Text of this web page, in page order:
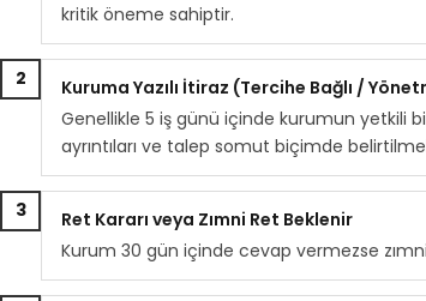
kritik öneme sahiptir.
2
Kuruma Yazılı İtiraz (Tercihe Bağlı /
Genellikle 5 iş günü içinde kurumun yetkili
ayrıntıları ve talep somut biçimde
3
Ret Kararı veya Zımni Ret Beklenir
Kurum 30 gün içinde cevap vermezse